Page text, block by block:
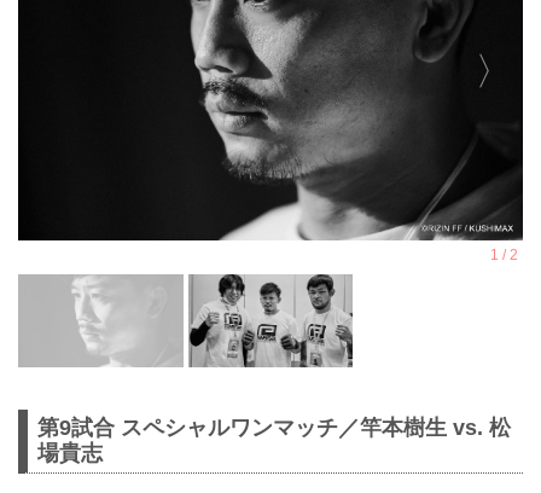
第9試合 スペシャルワンマッチ／竿本樹生 vs. 松
場貴志